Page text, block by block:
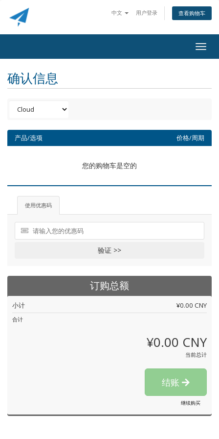
中文 用户登录 查看购物车
确认信息
产品/选项 价格/周期
您的购物车是空的
使用优惠码
验证 >>
订购总额
小计 ¥0.00 CNY
合计
¥0.00 CNY
当前总计
结账
继续购买